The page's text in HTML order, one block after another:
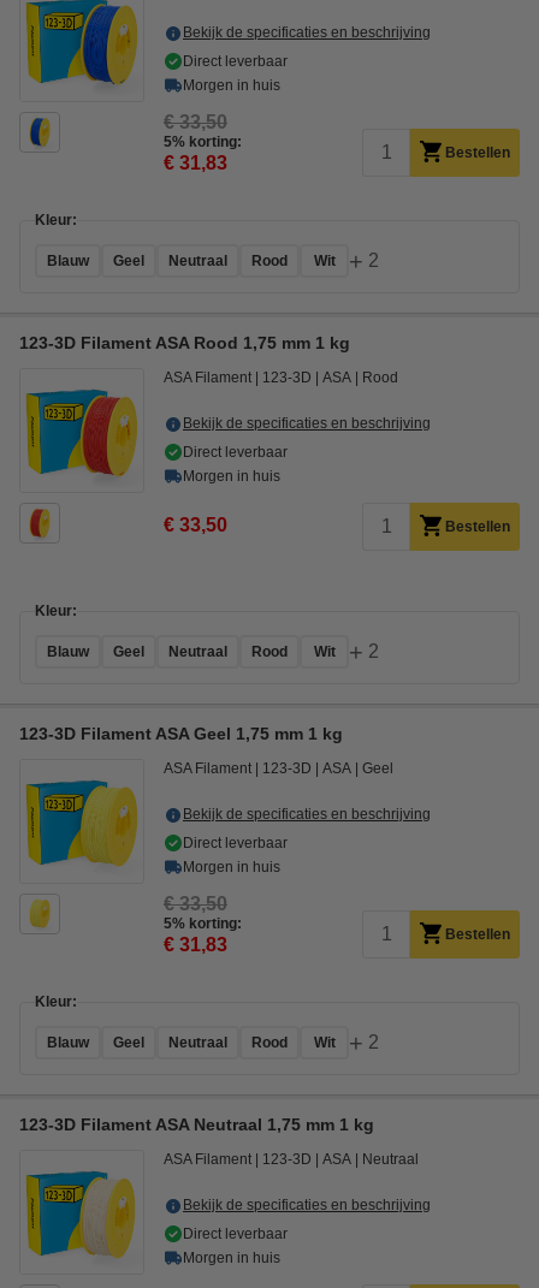
Bekijk de specificaties en beschrijving
Direct leverbaar
Morgen in huis
€ 33,50
5% korting:
€ 31,83 Bestellen
Kleur:
Blauw Geel Neutraal Rood Wit + 2
123-3D Filament ASA Rood 1,75 mm 1 kg
ASA Filament 123-3D ASA Rood
Bekijk de specificaties en beschrijving
Direct leverbaar
Morgen in huis
€ 33,50 Bestellen
Kleur:
Blauw Geel Neutraal Rood Wit + 2
123-3D Filament ASA Geel 1,75 mm 1 kg
ASA Filament 123-3D ASA Geel
Bekijk de specificaties en beschrijving
Direct leverbaar
Morgen in huis
€ 33,50
5% korting:
€ 31,83 Bestellen
Kleur:
Blauw Geel Neutraal Rood Wit + 2
123-3D Filament ASA Neutraal 1,75 mm 1 kg
ASA Filament 123-3D ASA Neutraal
Bekijk de specificaties en beschrijving
Direct leverbaar
Morgen in huis